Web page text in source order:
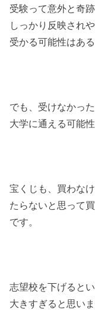
受験って意外と奇
しっかり反映され
受かる可能性はある
でも、受けなかっ
大学に通える可能性
宝くじも、買わな
たらないと思って
です。
志望校を下げると
大きすぎると思い